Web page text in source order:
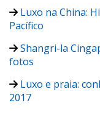
Luxo na China:
Pacífico
Shangri-la
fotos
Luxo e praia:
2017